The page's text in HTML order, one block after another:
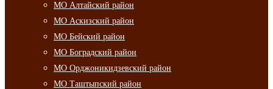
МО Алтайский район
МО Аскизский район
МО Бейский район
МО Боградский район
МО Орджоникидзевский район
МО Таштыпский район